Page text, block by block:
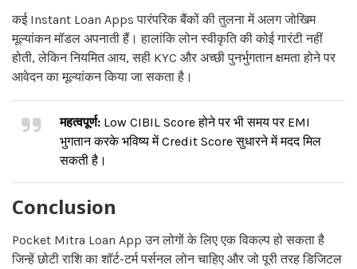
कई Instant Loan Apps पारंपरिक बैंकों की तुलना में अलग जोखिम
मूल्यांकन मॉडल अपनाती हैं। हालांकि लोन स्वीकृति की कोई गारंटी नहीं
होती, लेकिन नियमित आय, सही KYC और अच्छी पुनर्भुगतान क्षमता होने पर
आवेदन का मूल्यांकन किया जा सकता है।
महत्वपूर्ण: Low CIBIL Score होने पर भी समय पर EMI
भुगतान करके भविष्य में Credit Score सुधारने में मदद मिल
सकती है।
Conclusion
Pocket Mitra Loan App उन लोगों के लिए एक विकल्प हो सकता है
जिन्हें छोटी राशि का शॉर्ट-टर्म पर्सनल लोन चाहिए और जो पूरी तरह डिजिटल